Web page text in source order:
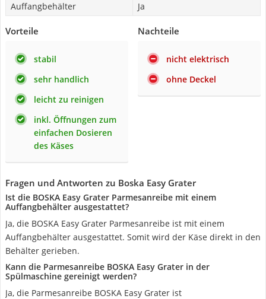
Auffangbehälter
Ja
Vorteile
stabil
sehr handlich
leicht zu reinigen
inkl. Öffnungen zum
einfachen Dosieren
des Käses
Nachteile
nicht elektrisch
ohne Deckel
Fragen und Antworten zu Boska Easy Grater
Ist die BOSKA Easy Grater Parmesanreibe mit einem
Auffangbehälter ausgestattet?
Ja, die BOSKA Easy Grater Parmesanreibe ist mit einem
Auffangbehälter ausgestattet. Somit wird der Käse direkt in den
Behälter gerieben.
Kann die Parmesanreibe BOSKA Easy Grater in der
Spülmaschine gereinigt werden?
Ja, die Parmesanreibe BOSKA Easy Grater ist